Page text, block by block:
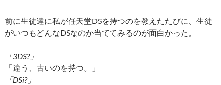
前に生徒達に私が任天堂DSを持つのを教えたたびに、生徒
がいつもどんなDSなのか当ててみるのが面白かった。
「3DS?」
「違う、古いのを持つ。」
「DSi?」